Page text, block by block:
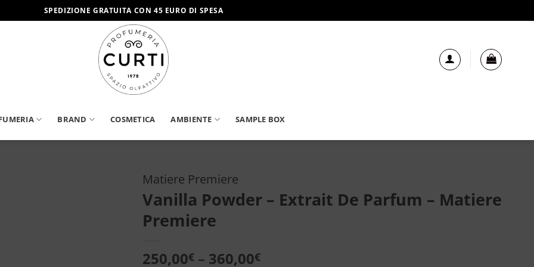
SPEDIZIONE GRATUITA CON 45 EURO DI SPESA
BRAND COSMETICA AMBIENTE SAMPLE BOX
Matiere Premiere
Vanilla Powder – Extrait De Parfum – Matiere
Premiere
250,00€ – 360,00€